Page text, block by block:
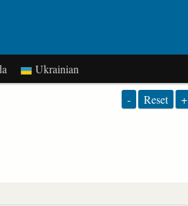
Ukrainian
- Reset +